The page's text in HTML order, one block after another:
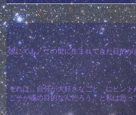
投稿日 : 2012年7月27日 最終更新日時 : 2012年7月
誰にでも、この世に生まれてきた目的が
それは、自分が大好きなこと にヒン
こそが魂の目的なんだろう と私は思っ